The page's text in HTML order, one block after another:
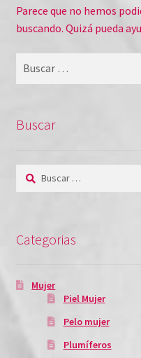
Finalizar Compra
Mi cuenta
Privacy Policy
Parece que no hemos
buscando. Quizá pueda
Buscar
Buscar:
Categorias
Mujer
Piel Mujer
Pelo mujer
Plumíferos